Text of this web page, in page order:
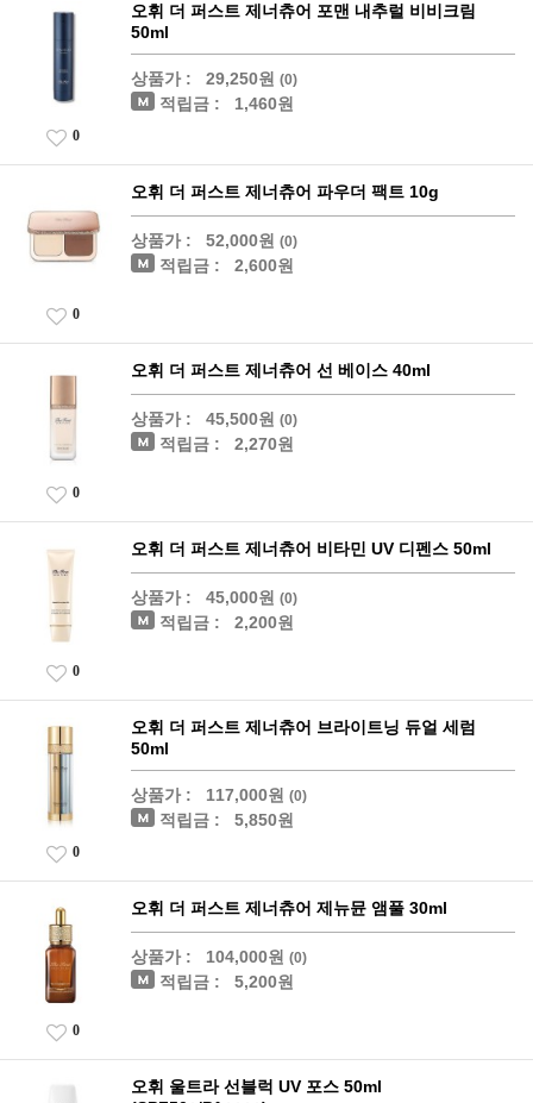
오휘 더 퍼스트 제너츄어 포맨 내추럴 비비크림
50ml
상품가 : 29,250원 (0)
적립금 : 1,460원
0
오휘 더 퍼스트 제너츄어 파우더 팩트 10g
상품가 : 52,000원 (0)
적립금 : 2,600원
0
오휘 더 퍼스트 제너츄어 선 베이스 40ml
상품가 : 45,500원 (0)
적립금 : 2,270원
0
오휘 더 퍼스트 제너츄어 비타민 UV 디펜스 50ml
상품가 : 45,000원 (0)
적립금 : 2,200원
0
오휘 더 퍼스트 제너츄어 브라이트닝 듀얼 세럼
50ml
상품가 : 117,000원 (0)
적립금 : 5,850원
0
오휘 더 퍼스트 제너츄어 제뉴뮨 앰풀 30ml
상품가 : 104,000원 (0)
적립금 : 5,200원
0
오휘 울트라 선블럭 UV 포스 50ml